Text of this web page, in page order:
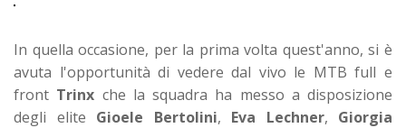
In quella occasione, per la prima volta quest'anno, si è
avuta l'opportunità di vedere dal vivo le MTB full e
front Trinx che la squadra ha messo a disposizione
degli elite Gioele Bertolini, Eva Lechner, Giorgia